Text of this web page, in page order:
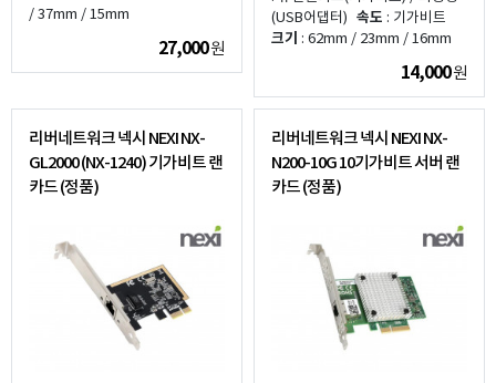
/ 37mm / 15mm
27,000원
(USB어댑터) 속도 : 기가비트
크기 : 62mm / 23mm / 16mm
14,000원
리버네트워크 넥시 NEXI NX-
GL2000 (NX-1240) 기가비트 랜
카드 (정품)
리버네트워크 넥시 NEXI NX-
N200-10G 10기가비트 서버 랜
카드 (정품)